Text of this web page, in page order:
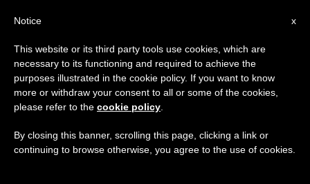
ETIQUETA
Posts Tagged
‘23/08/2017’
×
Aviso importante
Del 27 de julio al 7 de agosto haremos la pausa
anual, aprovechando que en el periodo de verano
se generan menos informaciones y también el
x
Notice
This website or its third party tools use cookies, which are
necessary to its functioning and required to achieve the
purposes illustrated in the cookie policy. If you want to know
more or withdraw your consent to all or some of the cookies,
please refer to the cookie policy
By closing this banner, scrolling this page, clicking a link or
continuing to browse otherwise, you agree to the use of cookies.